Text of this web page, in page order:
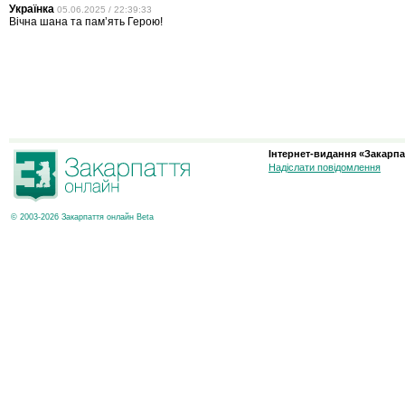
Українка 05.06.2025 / 22:39:33
Вічна шана та памʼять Герою!
© 2003-2026 Закарпаття онлайн Beta
Інтернет-видання
Надіслати повідомлення